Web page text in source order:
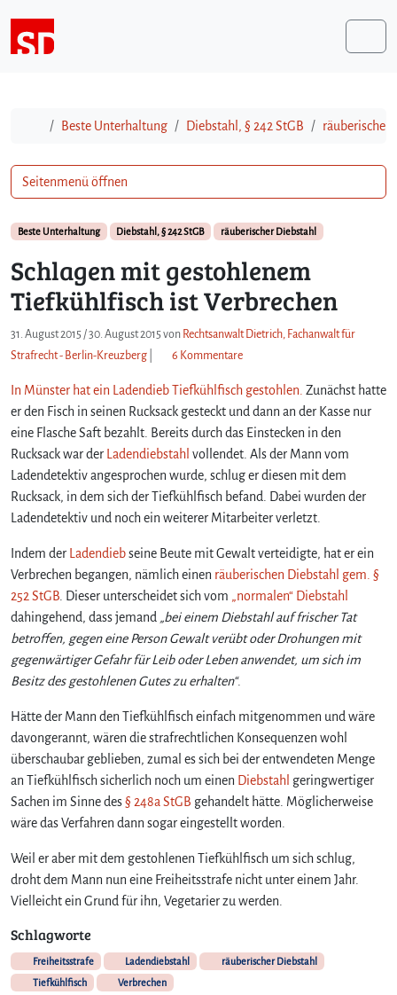
StartBeste Unterhaltung Diebstahl, § 242 StGB räuberischer
Beste Unterhaltung Diebstahl, § 242 StGB räuberischer Diebstahl
Schlagen mit gestohlenem
Tiefkühlfisch ist Verbrechen
31. August 2015 /30. August 2015von Rechtsanwalt Dietrich, Fachanwalt für
Strafrecht - Berlin-Kreuzberg
6 Kommentarez
S
c
h
g
e
n
i
t
g
e
e
n
e
m
T
i
f
k
i
In Münster hat ein Ladendieb Tiefkühlfisch gestohlen. Zunächst hatte
er den Fisch in seinen Rucksack gesteckt und dann an der Kasse nur
eine Flasche Saft bezahlt. Bereits durch das Einstecken in den
Rucksack war der
Ladendiebstahl vollendet. Als der Mann vom
Ladendetektiv angesprochen wurde, schlug er diesen mit dem
Rucksack, in dem sich der Tiefkühlfisch befand. Dabei wurden der
Ladendetektiv und noch ein weiterer Mitarbeiter verletzt.
Indem der Ladendiebseine Beute mit Gewalt verteidigte, hat er ein
Verbrechen begangen, nämlich einen räuberischen Diebstahl gem. §
252 StGB . Dieser unterscheidet sich vom „normalen“ Diebstahl
dahingehend, dass jemand „bei einem Diebstahl auf frischer Tat
betroffen, gegen eine Person Gewalt verübt oder Drohungen mit
gegenwärtiger Gefahr für Leib oder Leben anwendet, um sich im
Besitz des gestohlenen Gutes zu erhalten“.
Hätte der Mann den Tiefkühlfisch einfach mitgenommen und wäre
davongerannt, wären die strafrechtlichen Konsequenzen wohl
überschaubar geblieben, zumal es sich bei der entwendeten Menge
an Tiefkühlfisch sicherlich noch um einen Diebstahl geringwertiger
Sachen im Sinne des§ 248a StGB gehandelt hätte. Möglicherweise
wäre das Verfahren dann sogar eingestellt worden.
Weil er aber mit dem gestohlenen Tiefkühlfisch um sich schlug,
droht dem Mann nun eine Freiheitsstrafe nicht unter einem Jahr.
Vielleicht ein Grund für ihn, Vegetarier zu werden.
Schlagworte
Freiheitsstrafe Ladendiebstahl
räuberischer Diebstahl
Tiefkühlfisch
Verbrechen
Seitenmenü öffnen